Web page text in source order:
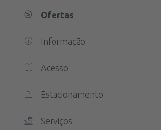
Ofertas
Informação
Acesso
Estacionamento
Serviços